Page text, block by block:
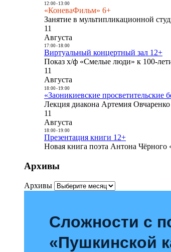
12:00- 13:00
«КоневаФильм» 6+
Занятие в мультипликационной
11
Августа
17:00- 18:00
Виртуальный концертный зал 12+
Показ х/ф «Смелые люди» к 100-
11
Августа
18:00- 19:00
«Заоникиевские просветительские
Лекция диакона Артемия
11
Августа
18:00- 19:00
Презентация книги 12+
Новая книга поэта Антона
Архивы
Архивы
Сложности с
«Пушкинской